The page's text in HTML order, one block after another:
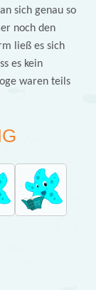
sich genau so
noch den
ließ es sich
es kein
waren teils